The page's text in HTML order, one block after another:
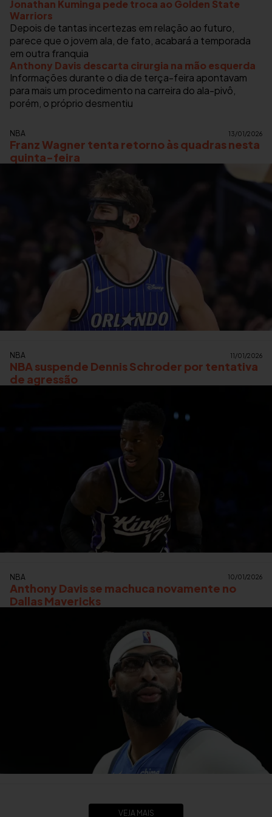
Jonathan Kuminga pede troca ao Golden State
Warriors
Depois de tantas incertezas em relação ao futuro,
parece que o jovem ala, de fato, acabará a temporada
em outra franquia
Anthony Davis descarta cirurgia na mão esquerda
Informações durante o dia de terça-feira apontavam
para mais um procedimento na carreira do ala-pivô,
porém, o próprio desmentiu
NBA 13/01/2026
Franz Wagner tenta retorno às quadras nesta
quinta-feira
NBA 11/01/2026
NBA suspende Dennis Schroder por tentativa
de agressão
NBA 10/01/2026
Anthony Davis se machuca novamente no
Dallas Mavericks
VEJA MAIS